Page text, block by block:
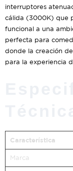
interruptores
cálida (3000K) que
funcional a una
perfecta para
donde la creación
para la experiencia
Característica
Marca